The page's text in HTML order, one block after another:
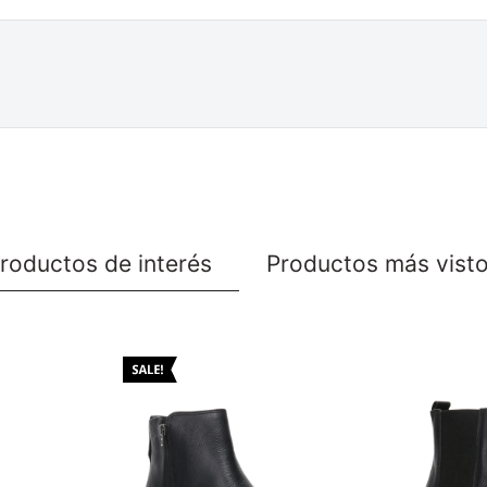
de interés Productos más